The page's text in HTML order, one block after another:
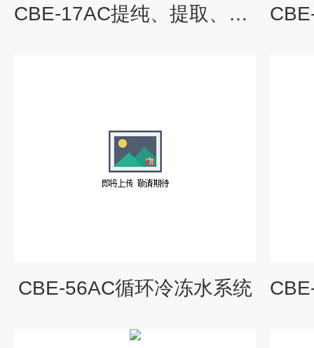
CBE-17AC提纯、提取、冷凝设备选配川本斯特冷冻水机
CBE-56AC循环冷冻水系统